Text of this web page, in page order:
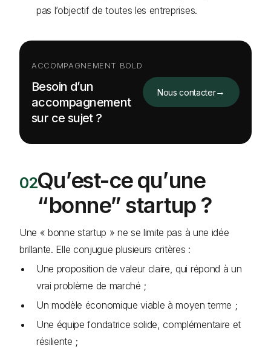
pas l’objectif de toutes les entreprises.
ACCOMPAGNEMENT BOLD
Besoin d’un
accompagnement
sur ce sujet ?
Nous contacter→
Qu’est-ce qu’une
“bonne” startup ?
Une « bonne startup » ne se limite pas à une idée
brillante. Elle conjugue plusieurs critères :
Une proposition de valeur claire, qui répond à un
vrai problème de marché ;
Un modèle économique viable à moyen terme ;
Une équipe fondatrice solide, complémentaire et
résiliente ;